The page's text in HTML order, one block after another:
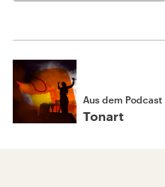
Aus dem Podcast
Tonart